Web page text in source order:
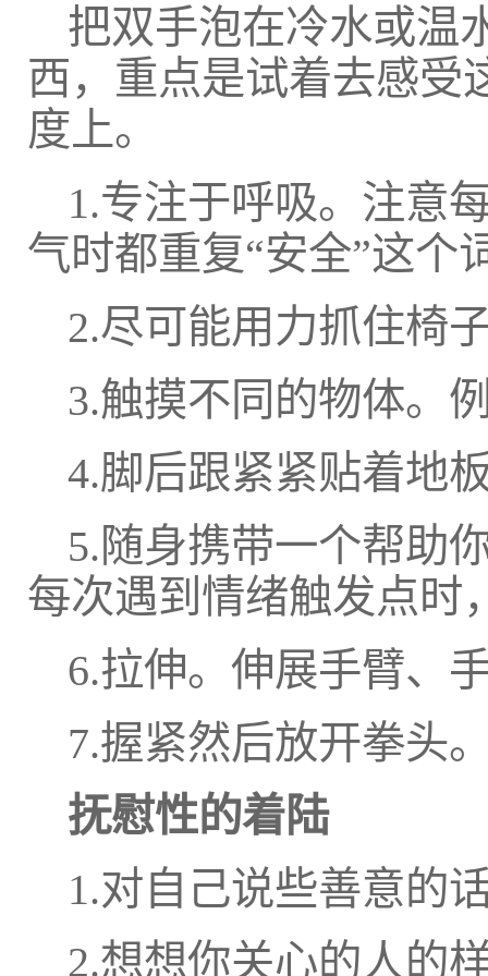
把双手泡在冷水或温
西，重点是试着去感受
度上。
1.专注于呼吸。注意
气时都重复“安全”这个
2.尽可能用力抓住椅
3.触摸不同的物体。
4.脚后跟紧紧贴着地
5.随身携带一个帮助
每次遇到情绪触发点时
6.拉伸。伸展手臂、
7.握紧然后放开拳头
抚慰性的着陆
1.对自己说些善意的
2.想想你关心的人的